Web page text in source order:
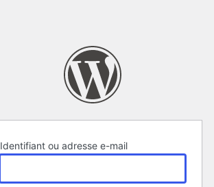
Identifiant ou adresse e-mail